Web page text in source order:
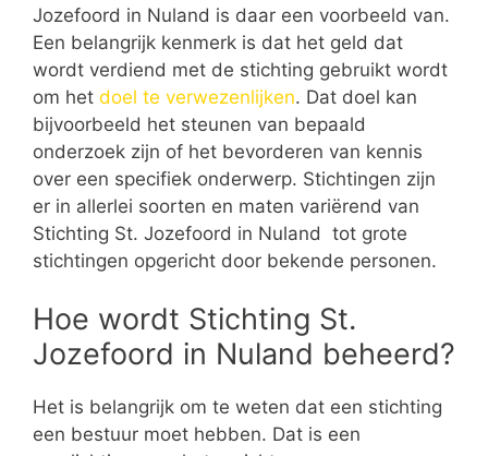
Jozefoord in Nuland is daar een voorbeeld van.
Een belangrijk kenmerk is dat het geld dat
wordt verdiend met de stichting gebruikt wordt
om het doel te verwezenlijken. Dat doel kan
bijvoorbeeld het steunen van bepaald
onderzoek zijn of het bevorderen van kennis
over een specifiek onderwerp. Stichtingen zijn
er in allerlei soorten en maten variërend van
Stichting St. Jozefoord in Nuland tot grote
stichtingen opgericht door bekende personen.
Hoe wordt Stichting St.
Jozefoord in Nuland beheerd?
Het is belangrijk om te weten dat een stichting
een bestuur moet hebben. Dat is een